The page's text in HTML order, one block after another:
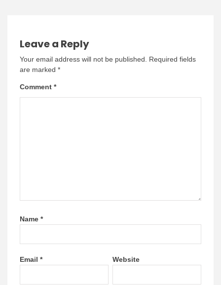
Leave a Reply
Your email address will not be published.
Required fields
are marked *
Comment *
Name *
Email * Website